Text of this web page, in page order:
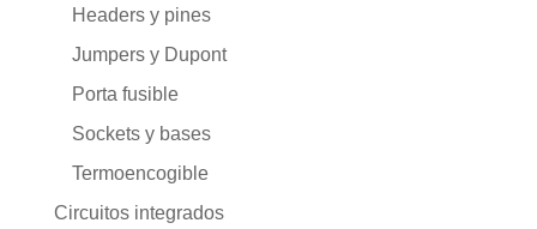
Headers y pines
Jumpers y Dupont
Porta fusible
Sockets y bases
Termoencogible
Circuitos integrados